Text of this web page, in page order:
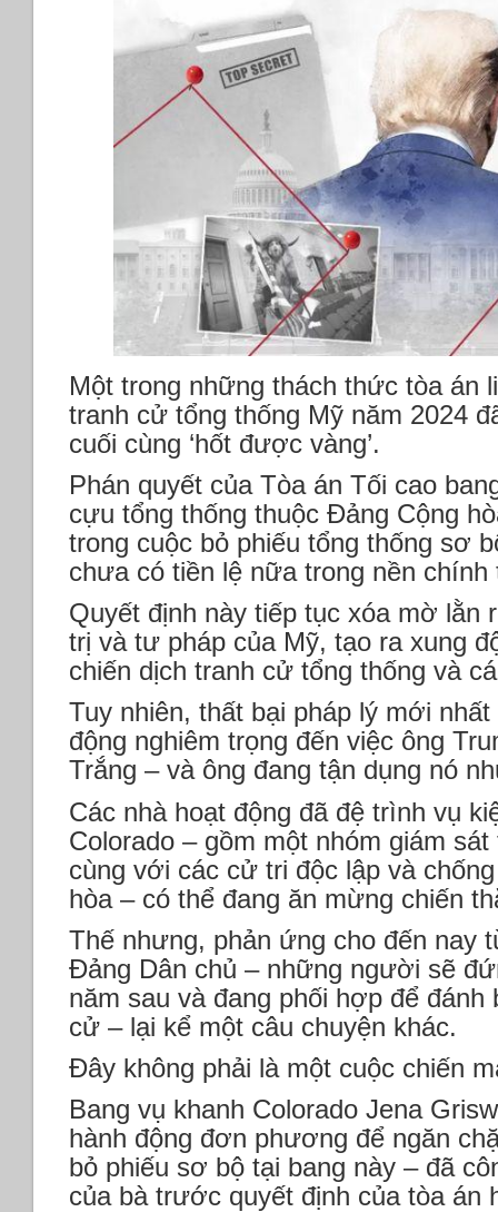
Một trong những thách thức tòa án
tranh cử tổng thống Mỹ năm 2024
cuối cùng ‘hốt được vàng’.
Phán quyết của Tòa án Tối cao
cựu tổng thống thuộc Đảng Cộng
trong cuộc bỏ phiếu tổng thống sơ
chưa có tiền lệ nữa trong nền
Quyết định này tiếp tục xóa mờ lằn
trị và tư pháp của Mỹ, tạo ra xung
chiến dịch tranh cử tổng thống và
Tuy nhiên, thất bại pháp lý mới
động nghiêm trọng đến việc ông
Trắng – và ông đang tận dụng nó
Các nhà hoạt động đã đệ trình vụ
Colorado – gồm một nhóm giám
cùng với các cử tri độc lập và
hòa – có thể đang ăn mừng chiến
Thế nhưng, phản ứng cho đến nay
Đảng Dân chủ – những người sẽ
năm sau và đang phối hợp để đánh
cử – lại kể một câu chuyện khác.
Đây không phải là một cuộc chiến
Bang vụ khanh Colorado Jena
hành động đơn phương để ngăn
bỏ phiếu sơ bộ tại bang này – đã
của bà trước quyết định của tòa án